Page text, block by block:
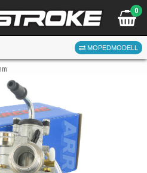
0
MOPEDMODELL
FÖR RÄTT DELAR